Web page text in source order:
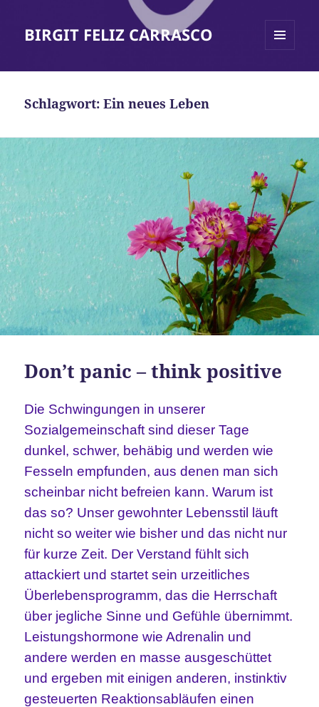
BIRGIT FELIZ CARRASCO
Schlagwort:Ein neues Leben
Don’t panic – think positive
Die Schwingungen in unserer
Sozialgemeinschaft sind dieser Tage
dunkel, schwer, behäbig und werden wie
Fesseln empfunden, aus denen man sich
scheinbar nicht befreien kann. Warum ist
das so? Unser gewohnter Lebensstil läuft
nicht so weiter wie bisher und das nicht nur
für kurze Zeit. Der Verstand fühlt sich
attackiert und startet sein urzeitliches
Überlebensprogramm, das die Herrschaft
über jegliche Sinne und Gefühle übernimmt.
Leistungshormone wie Adrenalin und
andere werden en masse ausgeschüttet
und ergeben mit einigen anderen, instinktiv
gesteuerten Reaktionsabläufen einen